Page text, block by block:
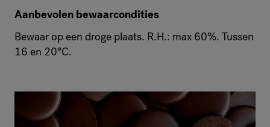
Aanbevolen bewaarcondities
Bewaar op een droge plaats. R.H.: max 60%. Tussen
16 en 20°C.